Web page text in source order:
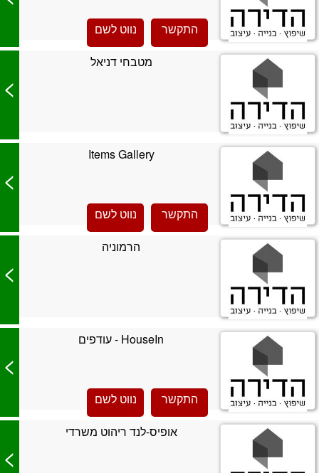
התקשר נווט לשם
מטבחי דניאל
>
Items Gallery
התקשר נווט לשם
>
הרמוניה
>
HouseIn - עודפים
התקשר נווט לשם
>
אופיס-לנד ריהוט משרדי
>